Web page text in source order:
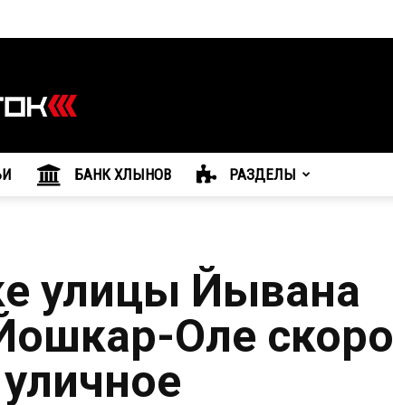
БАНК ХЛЫНОВ РАЗДЕЛЫ
улицы Йывана
Оле скоро